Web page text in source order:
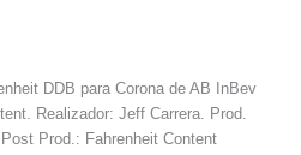
DDB para Corona de AB InBev
Realizador: Jeff Carrera. Prod.
Prod.: Fahrenheit Content